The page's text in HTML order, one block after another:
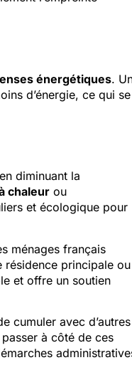
énergétiques.
d’énergie, ce qui se
en diminuant la
chaleur ou
et écologique pour
ménages français
résidence principale ou
et offre un soutien
cumuler avec d’autres
à côté de ces